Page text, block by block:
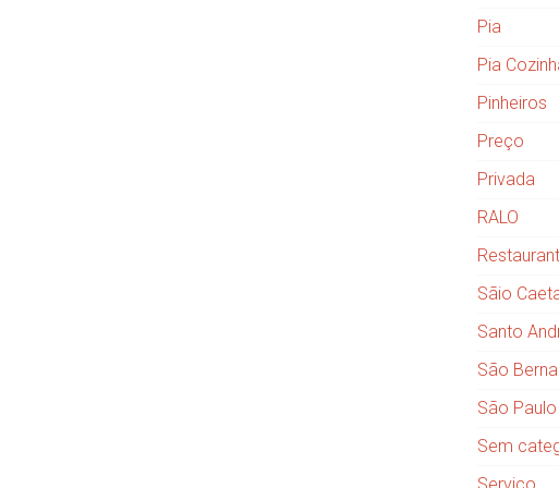
Pia
Pia
Pinheiros
Preço
Privada
RALO
Sãio
Santo
São
São Paulo
Sem